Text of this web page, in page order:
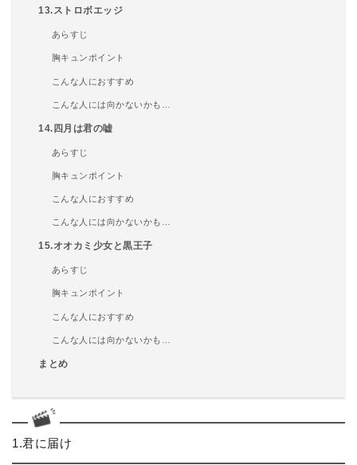
13.ストロボエッジ
あらすじ
胸キュンポイント
こんな人におすすめ
こんな人には向かないかも…
14.四月は君の嘘
あらすじ
胸キュンポイント
こんな人におすすめ
こんな人には向かないかも…
15.オオカミ少女と黒王子
あらすじ
胸キュンポイント
こんな人におすすめ
こんな人には向かないかも…
まとめ
1.君に届け